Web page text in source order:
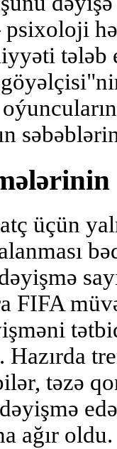
psixoloji
tələb
üçün
FIFA
təzə
ağır oldu.